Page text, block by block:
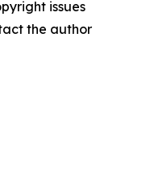
issues
the author